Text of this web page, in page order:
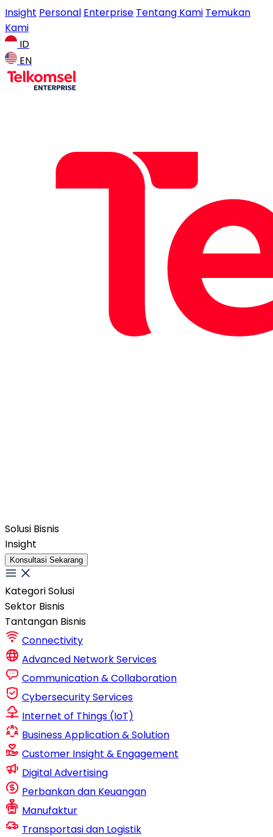
Insight Personal Enterprise Tentang Kami Temukan
Kami
ID
EN
Solusi Bisnis
Insight
Konsultasi Sekarang
Kategori Solusi
Sektor Bisnis
Tantangan Bisnis
Connectivity
Advanced Network Services
Communication & Collaboration
Cybersecurity Services
Internet of Things (IoT)
Business Application & Solution
Customer Insight & Engagement
Digital Advertising
Perbankan dan Keuangan
Manufaktur
Transportasi dan Logistik